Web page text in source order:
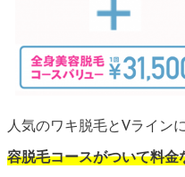
人気のワキ脱毛とVライン
容脱毛コースがついて料